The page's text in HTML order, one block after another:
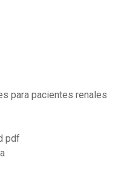
para pacientes renales
pdf